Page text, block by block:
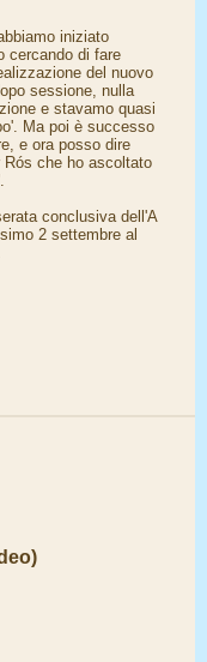
iniziato
cercando di fare
del nuovo
sessione, nulla
e stavamo quasi
Ma poi è successo
e ora posso dire
che ho ascoltato
conclusiva dell'A
2 settembre al